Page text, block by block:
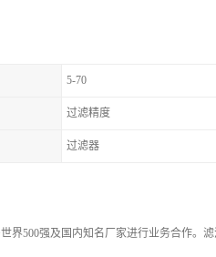
5-70
过滤精度
过滤器
界500强及国内知名厂家进行业务合作。